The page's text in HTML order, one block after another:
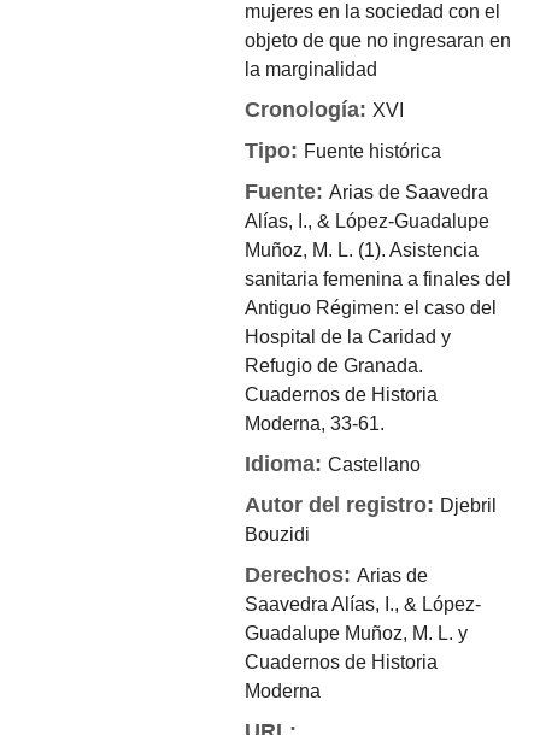
mujeres en la sociedad con el
objeto de que no ingresaran en
la marginalidad
Cronología:XVI
Tipo: Fuente histórica
Fuente:Arias de Saavedra
Alías, I., & López-Guadalupe
Muñoz, M. L. (1). Asistencia
sanitaria femenina a finales del
Antiguo Régimen: el caso del
Hospital de la Caridad y
Refugio de Granada.
Cuadernos de Historia
Moderna, 33-61.
Idioma:Castellano
Autor del registro: Djebril
Bouzidi
Derechos:Arias de
Saavedra Alías, I., & López-
Guadalupe Muñoz, M. L. y
Cuadernos de Historia
Moderna